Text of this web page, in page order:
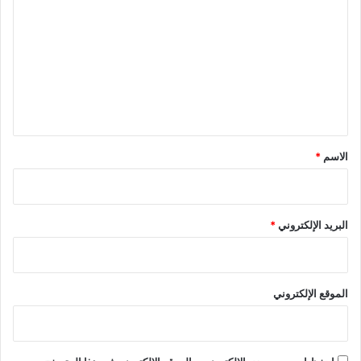
*
الاسم *
البريد الإلكتروني*
الموقع الإلكتروني